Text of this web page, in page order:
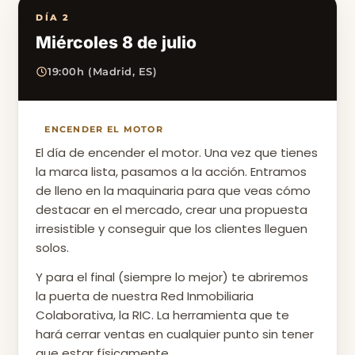
DÍA 2
Miércoles 8 de julio
19:00h (Madrid, ES)
ENCENDER EL MOTOR
El día de encender el motor. Una vez que tienes
la marca lista, pasamos a la acción. Entramos
de lleno en la maquinaria para que veas cómo
destacar en el mercado, crear una propuesta
irresistible y conseguir que los clientes lleguen
solos.
Y para el final (siempre lo mejor) te abriremos
la puerta de nuestra Red Inmobiliaria
Colaborativa, la RIC. La herramienta que te
hará cerrar ventas en cualquier punto sin tener